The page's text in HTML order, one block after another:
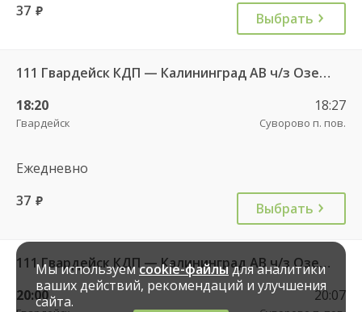
37 руб. Выбрать
111 Гвардейск КДП — Калининград АВ ч/з Озерки п.
18:20
Гвардейск
18:27
Суворово п. пов.
Ежедневно
37 руб. Выбрать
111 Гвардейск КДП — Калининград АВ ч/з Озерки п.
20:00
20:07
Мы используемcookie-файлыдля аналитики
ваших действий, рекомендаций и улучшения
сайта.